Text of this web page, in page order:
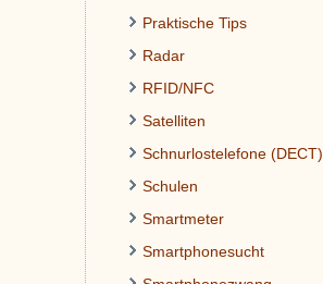
Praktische Tips
Radar
RFID/NFC
Satelliten
Schnurlostelefone (DECT)
Schulen
Smartmeter
Smartphonesucht